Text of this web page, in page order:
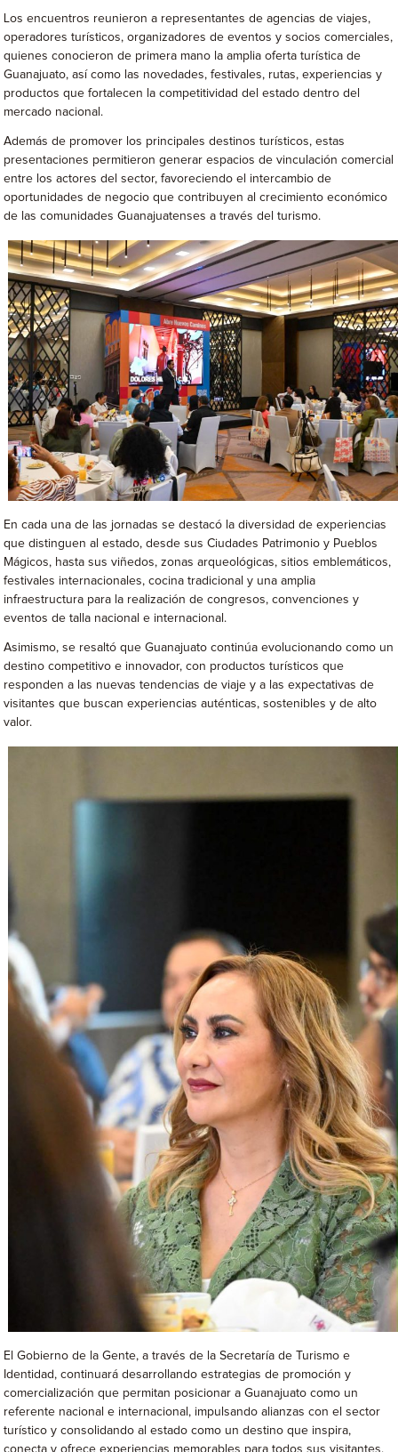
Los encuentros reunieron a representantes de agencias de viajes,
operadores turísticos, organizadores de eventos y socios comerciales,
quienes conocieron de primera mano la amplia oferta turística de
Guanajuato, así como las novedades, festivales, rutas, experiencias y
productos que fortalecen la competitividad del estado dentro del
mercado nacional.
Además de promover los principales destinos turísticos, estas
presentaciones permitieron generar espacios de vinculación comercial
entre los actores del sector, favoreciendo el intercambio de
oportunidades de negocio que contribuyen al crecimiento económico
de las comunidades Guanajuatenses a través del turismo.
En cada una de las jornadas se destacó la diversidad de experiencias
que distinguen al estado, desde sus Ciudades Patrimonio y Pueblos
Mágicos, hasta sus viñedos, zonas arqueológicas, sitios emblemáticos,
festivales internacionales, cocina tradicional y una amplia
infraestructura para la realización de congresos, convenciones y
eventos de talla nacional e internacional.
Asimismo, se resaltó que Guanajuato continúa evolucionando como un
destino competitivo e innovador, con productos turísticos que
responden a las nuevas tendencias de viaje y a las expectativas de
visitantes que buscan experiencias auténticas, sostenibles y de alto
valor.
El Gobierno de la Gente, a través de la Secretaría de Turismo e
Identidad, continuará desarrollando estrategias de promoción y
comercialización que permitan posicionar a Guanajuato como un
referente nacional e internacional, impulsando alianzas con el sector
turístico y consolidando al estado como un destino que inspira,
conecta y ofrece experiencias memorables para todos sus visitantes.